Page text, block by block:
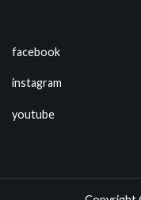
facebook
instagram
youtube